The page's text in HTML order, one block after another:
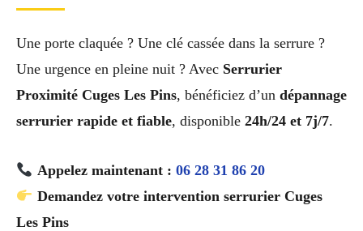
Une porte claquée ? Une clé cassée dans la serrure ?
Une urgence en pleine nuit ? Avec Serrurier
Proximité Cuges Les Pins, bénéficiez d’un dépannage
serrurier rapide et fiable, disponible 24h/24 et 7j/7.
Appelez maintenant : 06 28 31 86 20
Demandez votre intervention serrurier Cuges
Les Pins